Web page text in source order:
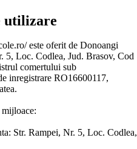
utilizare
este oferit de Donoangi
Loc. Codlea, Jud. Brasov, Cod
comertului sub
inregistrare RO16600117,
Str. Rampei, Nr. 5, Loc. Codlea,